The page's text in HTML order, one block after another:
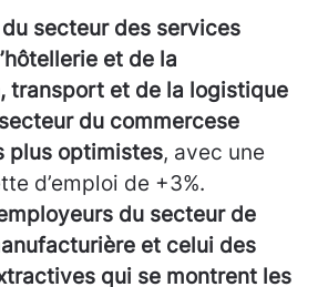
secteur des services
et de la
transport et de la logistique
du commercese
plus optimistes, avec une
d’emploi de +3%.
du secteur de
et celui des
qui se montrent les